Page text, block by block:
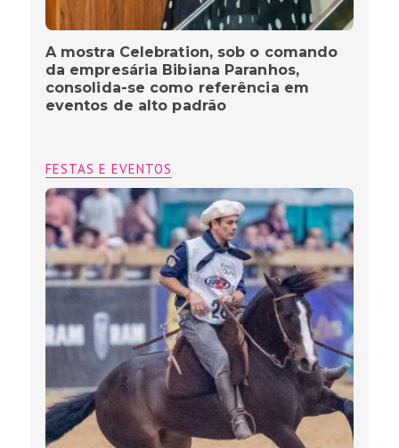
A mostra Celebration, sob o comando
da empresária Bibiana Paranhos,
consolida-se como referência em
eventos de alto padrão
FESTAS E EVENTOS